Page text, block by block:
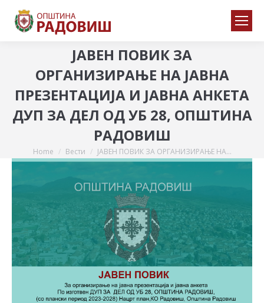
ЈАВЕН ПОВИК ЗА
ОРГАНИЗИРАЊЕ НА ЈАВНА
ПРЕЗЕНТАЦИЈА И ЈАВНА АНКЕТА
ДУП ЗА ДЕЛ ОД УБ 28, ОПШТИНА
РАДОВИШ
You are here:
Home Вести ЈАВЕН ПОВИК ЗА ОРГАНИЗИРАЊЕ НА…